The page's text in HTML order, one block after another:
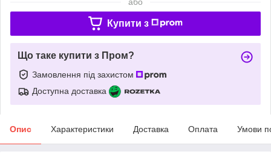
Купити з
Що таке купити з Пром?
Замовлення під захистом
Доступна доставка
Опис Характеристики Доставка Оплата Умови